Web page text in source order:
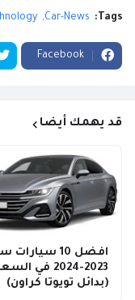
Tags:
Car-News
Facebook
قد يهمك أيضا
افضل 10
2023-2024 في
(بدائل تويوتا كراون)